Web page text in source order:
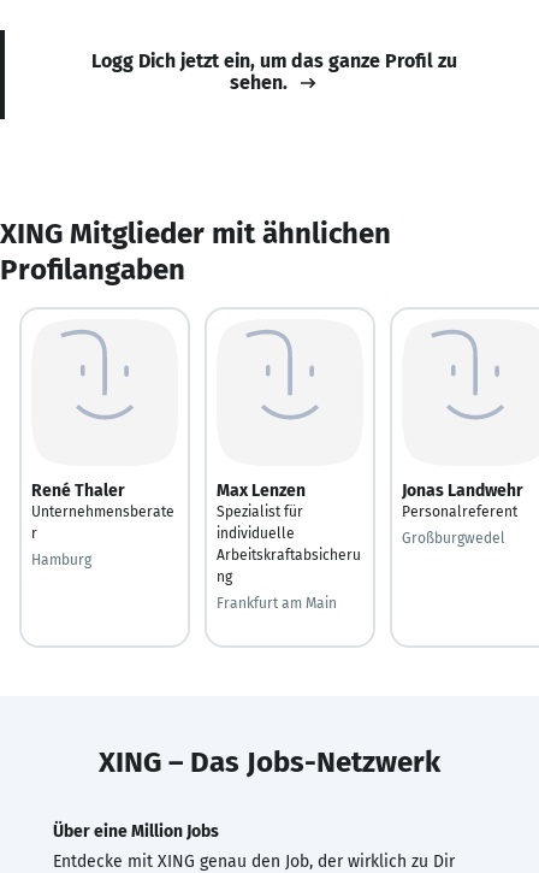
Logg Dich jetzt ein, um das ganze Profil zu
sehen.
XING Mitglieder mit ähnlichen
Profilangaben
René Thaler
Unternehmensberate
r
Hamburg
Max Lenzen
Spezialist für
individuelle
Arbeitskraftabsicheru
ng
Frankfurt am Main
Jonas Landwehr
Personalreferent
Großburgwedel
XING – Das Jobs-Netzwerk
Über eine Million Jobs
Entdecke mit XING genau den Job, der wirklich zu Dir